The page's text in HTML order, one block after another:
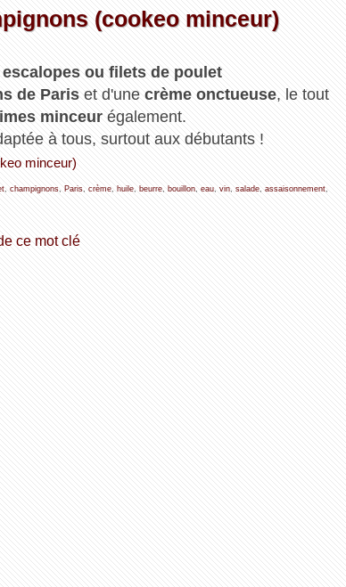
(cookeo minceur)
escalopes ou filets de poulet
de Paris et d'une crème onctueuse, le tout
minceur également.
à tous, surtout aux débutants !
minceur)
, champignons, Paris, crème, huile, beurre, bouillon, eau, vin, salade, assaisonnement,
ce mot clé